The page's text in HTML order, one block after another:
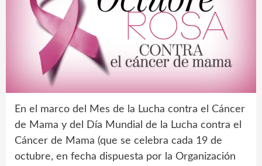
En el marco del Mes de la Lucha contra el Cáncer
de Mama y del Día Mundial de la Lucha contra el
Cáncer de Mama (que se celebra cada 19 de
octubre, en fecha dispuesta por la Organización